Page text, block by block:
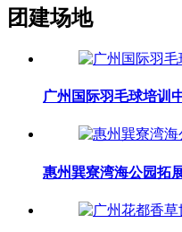
团建场地
广州国际羽毛球培训
惠州巽寮湾海公园拓